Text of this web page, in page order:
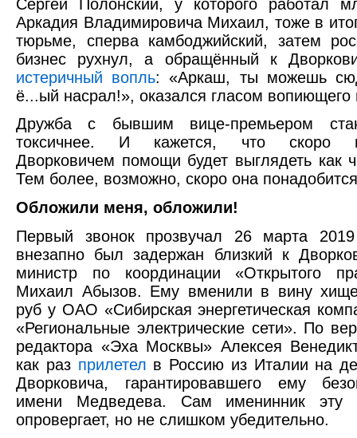
Сергей Полонский, у которого работал
Аркадия Владимировича Михаил, тоже в
тюрьме, сперва камбоджийский, затем
бизнес рухнул, а обращённый к
истеричный вопль: «Аркаш, ты можешь
ё...ый насрал!», оказался гласом вопиющего
Дружба с бывшим вице-премьером
токсичнее. И кажется, что скоро
Дворковичем помощи будет выглядеть как
Тем более, возможно, скоро она
Обложили меня, обложили!
Первый звонок прозвучал 26 марта
внезапно был задержан близкий к
министр по координации «Открытого
Михаил Абызов. Ему вменили в вину
руб у ОАО «Сибирская энергетическая
«Региональные электрические сети». По
редактора «Эха Москвы» Алексея
как раз прилетел в Россию из Италии на
Дворковича, гарантировавшего ему
имени Медведева. Сам именинник эту
опровергает, но не слишком убедительно.